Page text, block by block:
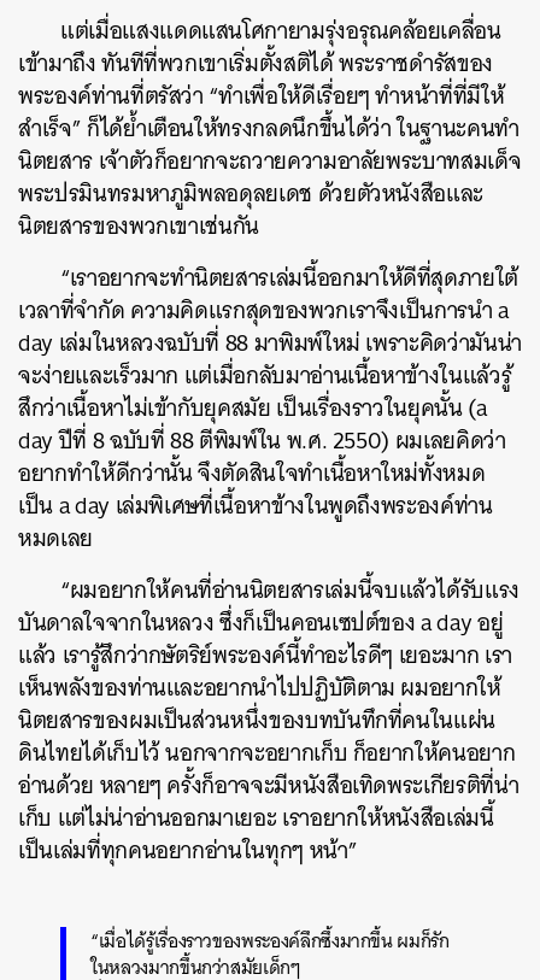
แต่เมื่อแสงแดดแสนโศกายามรุ่งอรุณคล้อยเคลื่อน
เข้ามาถึง ทันทีที่พวกเขาเริ่มตั้งสติได้ พระราชดำรัสของ
พระองค์ท่านที่ตรัสว่า “ทำเพื่อให้ดีเรื่อยๆ ทำหน้าที่ที่มีให้
สำเร็จ” ก็ได้ย้ำเตือนให้ทรงกลดนึกขึ้นได้ว่า ในฐานะคนทำ
นิตยสาร เจ้าตัวก็อยากจะถวายความอาลัยพระบาทสมเด็จ
พระปรมินทรมหาภูมิพลอดุลยเดช ด้วยตัวหนังสือและ
นิตยสารของพวกเขาเช่นกัน
“เราอยากจะทำนิตยสารเล่มนี้ออกมาให้ดีที่สุดภายใต้
เวลาที่จำกัด ความคิดแรกสุดของพวกเราจึงเป็นการนำ a
day เล่มในหลวงฉบับที่ 88 มาพิมพ์ใหม่ เพราะคิดว่ามันน่า
จะง่ายและเร็วมาก แต่เมื่อกลับมาอ่านเนื้อหาข้างในแล้วรู้
สึกว่าเนื้อหาไม่เข้ากับยุคสมัย เป็นเรื่องราวในยุคนั้น (a
day ปีที่ 8 ฉบับที่ 88 ตีพิมพ์ใน พ.ศ. 2550) ผมเลยคิดว่า
อยากทำให้ดีกว่านั้น จึงตัดสินใจทำเนื้อหาใหม่ทั้งหมด
เป็น a day เล่มพิเศษที่เนื้อหาข้างในพูดถึงพระองค์ท่าน
หมดเลย
“ผมอยากให้คนที่อ่านนิตยสารเล่มนี้จบแล้วได้รับแรง
บันดาลใจจากในหลวง ซึ่งก็เป็นคอนเซปต์ของ a day อยู่
แล้ว เรารู้สึกว่ากษัตริย์พระองค์นี้ทำอะไรดีๆ เยอะมาก เรา
เห็นพลังของท่านและอยากนำไปปฏิบัติตาม ผมอยากให้
นิตยสารของผมเป็นส่วนหนึ่งของบทบันทึกที่คนในแผ่น
ดินไทยได้เก็บไว้ นอกจากจะอยากเก็บ ก็อยากให้คนอยาก
อ่านด้วย หลายๆ ครั้งก็อาจจะมีหนังสือเทิดพระเกียรติที่น่า
เก็บ แต่ไม่น่าอ่านออกมาเยอะ เราอยากให้หนังสือเล่มนี้
เป็นเล่มที่ทุกคนอยากอ่านในทุกๆ หน้า”
“เมื่อได้รู้เรื่องราวของพระองค์ลึกซึ้งมากขึ้น ผมก็รัก
ในหลวงมากขึ้นกว่าสมัยเด็กๆ